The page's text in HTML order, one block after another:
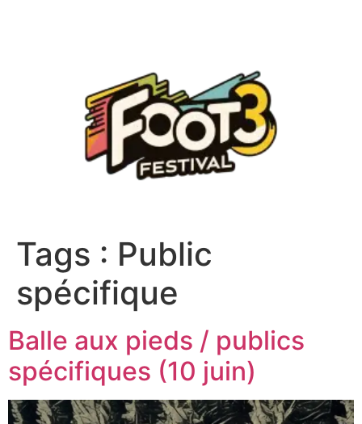
Tags : Public
spécifique
Balle aux pieds / publics
spécifiques (10 juin)